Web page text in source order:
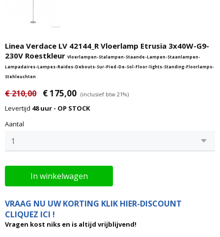
Linea Verdace LV 42144_R Vloerlamp Etrusia 3x40W-G9-
230V Roestkleur Vloerlampen-Stalampen-Staande-Lampen-Staanlampen-
Lampadaires-Lampes-Raides-Debouts-Sur-Pied-De-Sol-Floor-lights-Standing-Floorlamps-
Stehleuchten
€ 210,00 € 175,00 (inclusief btw 21%)
Levertijd 48 uur - OP STOCK
Aantal
In winkelwagen
VRAAG NU UW KORTING KLIK HIER-DISCOUNT
CLIQUEZ ICI !
Vragen kost niks en is altijd vrijblijvend!